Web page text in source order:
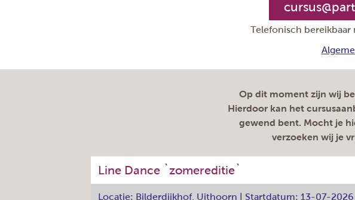
Telefonisch
Op dit moment zijn wij
Hierdoor kan het
gewend bent. Mocht je
verzoeken wij je
Line Dance `zomereditie`
Locatie: Bilderdijkhof, Uithoorn | Startdatum: 13-07-2026